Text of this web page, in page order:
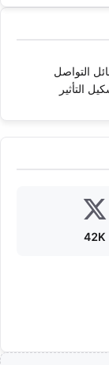
التواصل
التأثير
42K